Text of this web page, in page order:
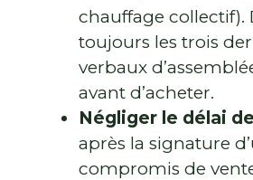
chauffage collectif).
toujours les trois
verbaux
avant d’acheter.
Négliger le délai
après la signature
compromis de